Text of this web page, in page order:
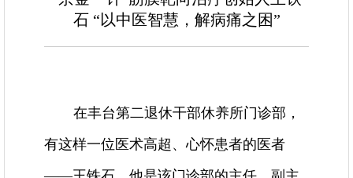
石 “以中医智慧，解病痛之困”
在丰台第二退休干部休养所门诊部，
有这样一位医术高超、心怀患者的医者